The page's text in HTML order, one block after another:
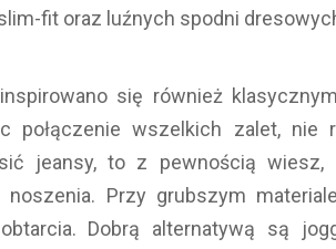
fit oraz luźnych spodni
się również
połączenie wszelkich zalet,
jeansy, to z pewnością
Przy grubszym
Dobrą alternatywą są